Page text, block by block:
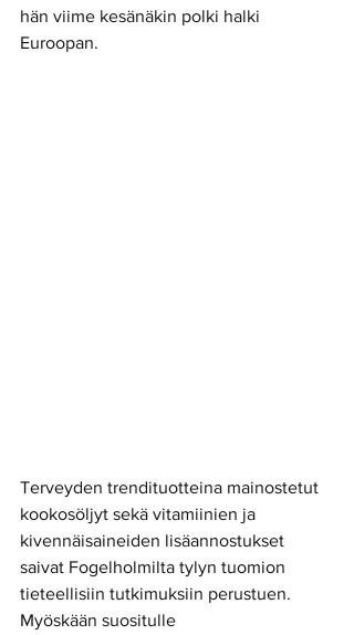
hän viime kesänäkin polki halki
Euroopan.
Terveyden trendituotteina mainostetut
kookosöljyt sekä vitamiinien ja
kivennäisaineiden lisäannostukset
saivat Fogelholmilta tylyn tuomion
tieteellisiin tutkimuksiin perustuen.
Myöskään suositulle